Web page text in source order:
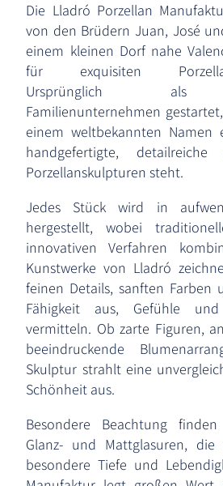
Die Lladró Porzellan
von den Brüdern Juan, José
einem kleinen Dorf nahe
für exquisiten
Ursprünglich als
Familienunternehmen
einem weltbekannten Namen
handgefertigte,
Porzellanskulpturen steht.
Jedes Stück wird in
hergestellt, wobei
innovativen Verfahren
Kunstwerke von Lladró
feinen Details, sanften Farben
Fähigkeit aus, Gefühle
vermitteln. Ob zarte Figuren,
beeindruckende
Skulptur strahlt eine
Schönheit aus.
Besondere Beachtung
Glanz- und Mattglasuren,
besondere Tiefe und